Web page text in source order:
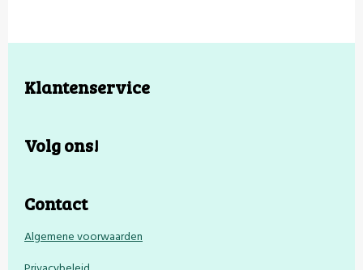
Klantenservice
Volg ons!
Contact
Algemene voorwaarden